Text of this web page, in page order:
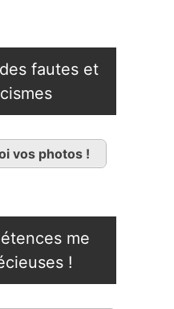
fautes et
vos photos !
me
!